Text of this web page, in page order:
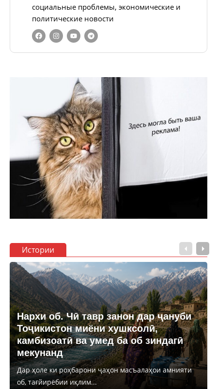
социальные проблемы, экономические и
политические новости
Истории
Нархи об. Чӣ тавр занон дар ҷануби
Тоҷикистон миёни хушксолӣ,
камбизоатӣ ва умед ба об зиндагӣ
мекунанд
Дар ҳоле ки роҳбарони ҷаҳон масъалаҳои амнияти
об, тағйирёбии иқлим...